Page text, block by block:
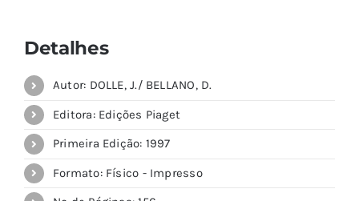
Detalhes
Autor: DOLLE, J./ BELLANO, D.
Editora: Edições Piaget
Primeira Edição: 1997
Formato: Físico - Impresso